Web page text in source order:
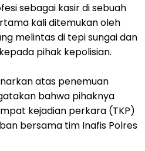
sebagai kasir di sebuah
kali ditemukan oleh
melintas di tepi sungai dan
pihak kepolisian.
atas penemuan
bahwa pihaknya
kejadian perkara (TKP)
bersama tim Inafis Polres